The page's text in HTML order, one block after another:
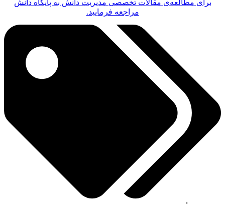
برای مطالعه‌ی مقالات تخصصی مدیریت دانش به پایگاه دانش
مراجعه فرمایید.